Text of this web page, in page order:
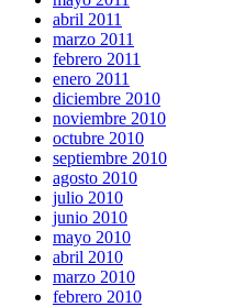
abril 2011
marzo 2011
febrero 2011
enero 2011
diciembre 2010
noviembre 2010
octubre 2010
septiembre 2010
agosto 2010
julio 2010
junio 2010
mayo 2010
abril 2010
marzo 2010
febrero 2010